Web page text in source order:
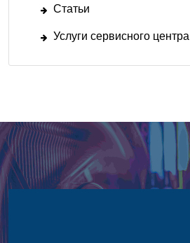
Статьи
Услуги сервисного центра